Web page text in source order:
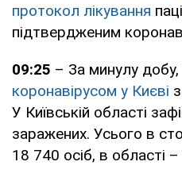
протокол лікування
підтвердженим
09:25 – За минулу
коронавірусом у Києві
У Київській області
заражених. Усього в
18 740 осіб, в області